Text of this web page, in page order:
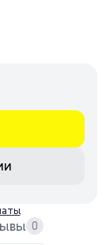
0